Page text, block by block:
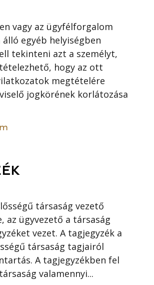
vagy az ügyfélforgalom
egyéb helyiségben
tekinteni azt a személyt,
hogy az ott
megtételére
jogkörének korlátozása
társaság vezető
az ügyvezető a társaság
vezet. A tagjegyzék a
társaság tagjairól
A tagjegyzékben fel
valamennyi...